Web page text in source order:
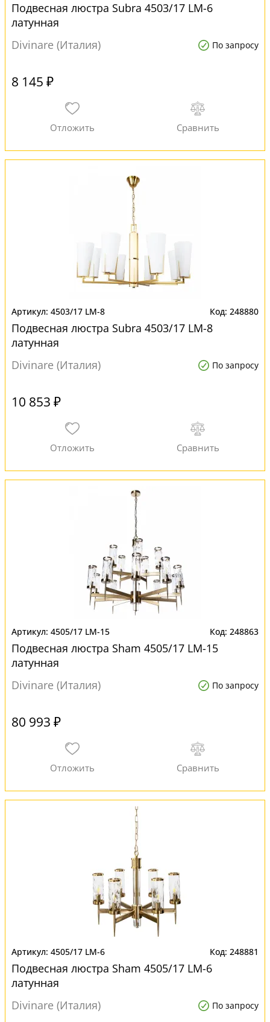
Подвесная люстра Subra 4503/17 LM-6
латунная
Divinare (Италия)
По запросу
8 145 ₽
4503/17 LM-8 248880
Подвесная люстра Subra 4503/17 LM-8
латунная
Divinare (Италия)
По запросу
10 853 ₽
4505/17 LM-15 248863
Подвесная люстра Sham 4505/17 LM-15
латунная
Divinare (Италия)
По запросу
80 993 ₽
4505/17 LM-6 248881
Подвесная люстра Sham 4505/17 LM-6
латунная
Divinare (Италия)
По запросу